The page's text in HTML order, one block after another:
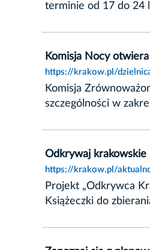
terminie od 17 do 24
Komisja Nocy
https://krakow.pl/
Komisja
szczególności w
Odkrywaj
https://krakow.pl/
Projekt „Odkrywca
Książeczki do